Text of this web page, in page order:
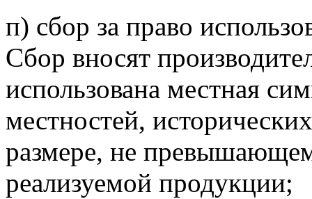
п) сбор за право
Сбор вносят
использована местная
местностей,
размере, не
реализуемой продукции;